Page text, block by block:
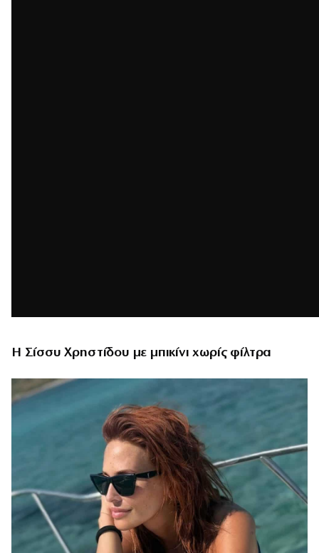
Η Σίσσυ Χρηστίδου με μπικίνι χωρίς φίλτρα